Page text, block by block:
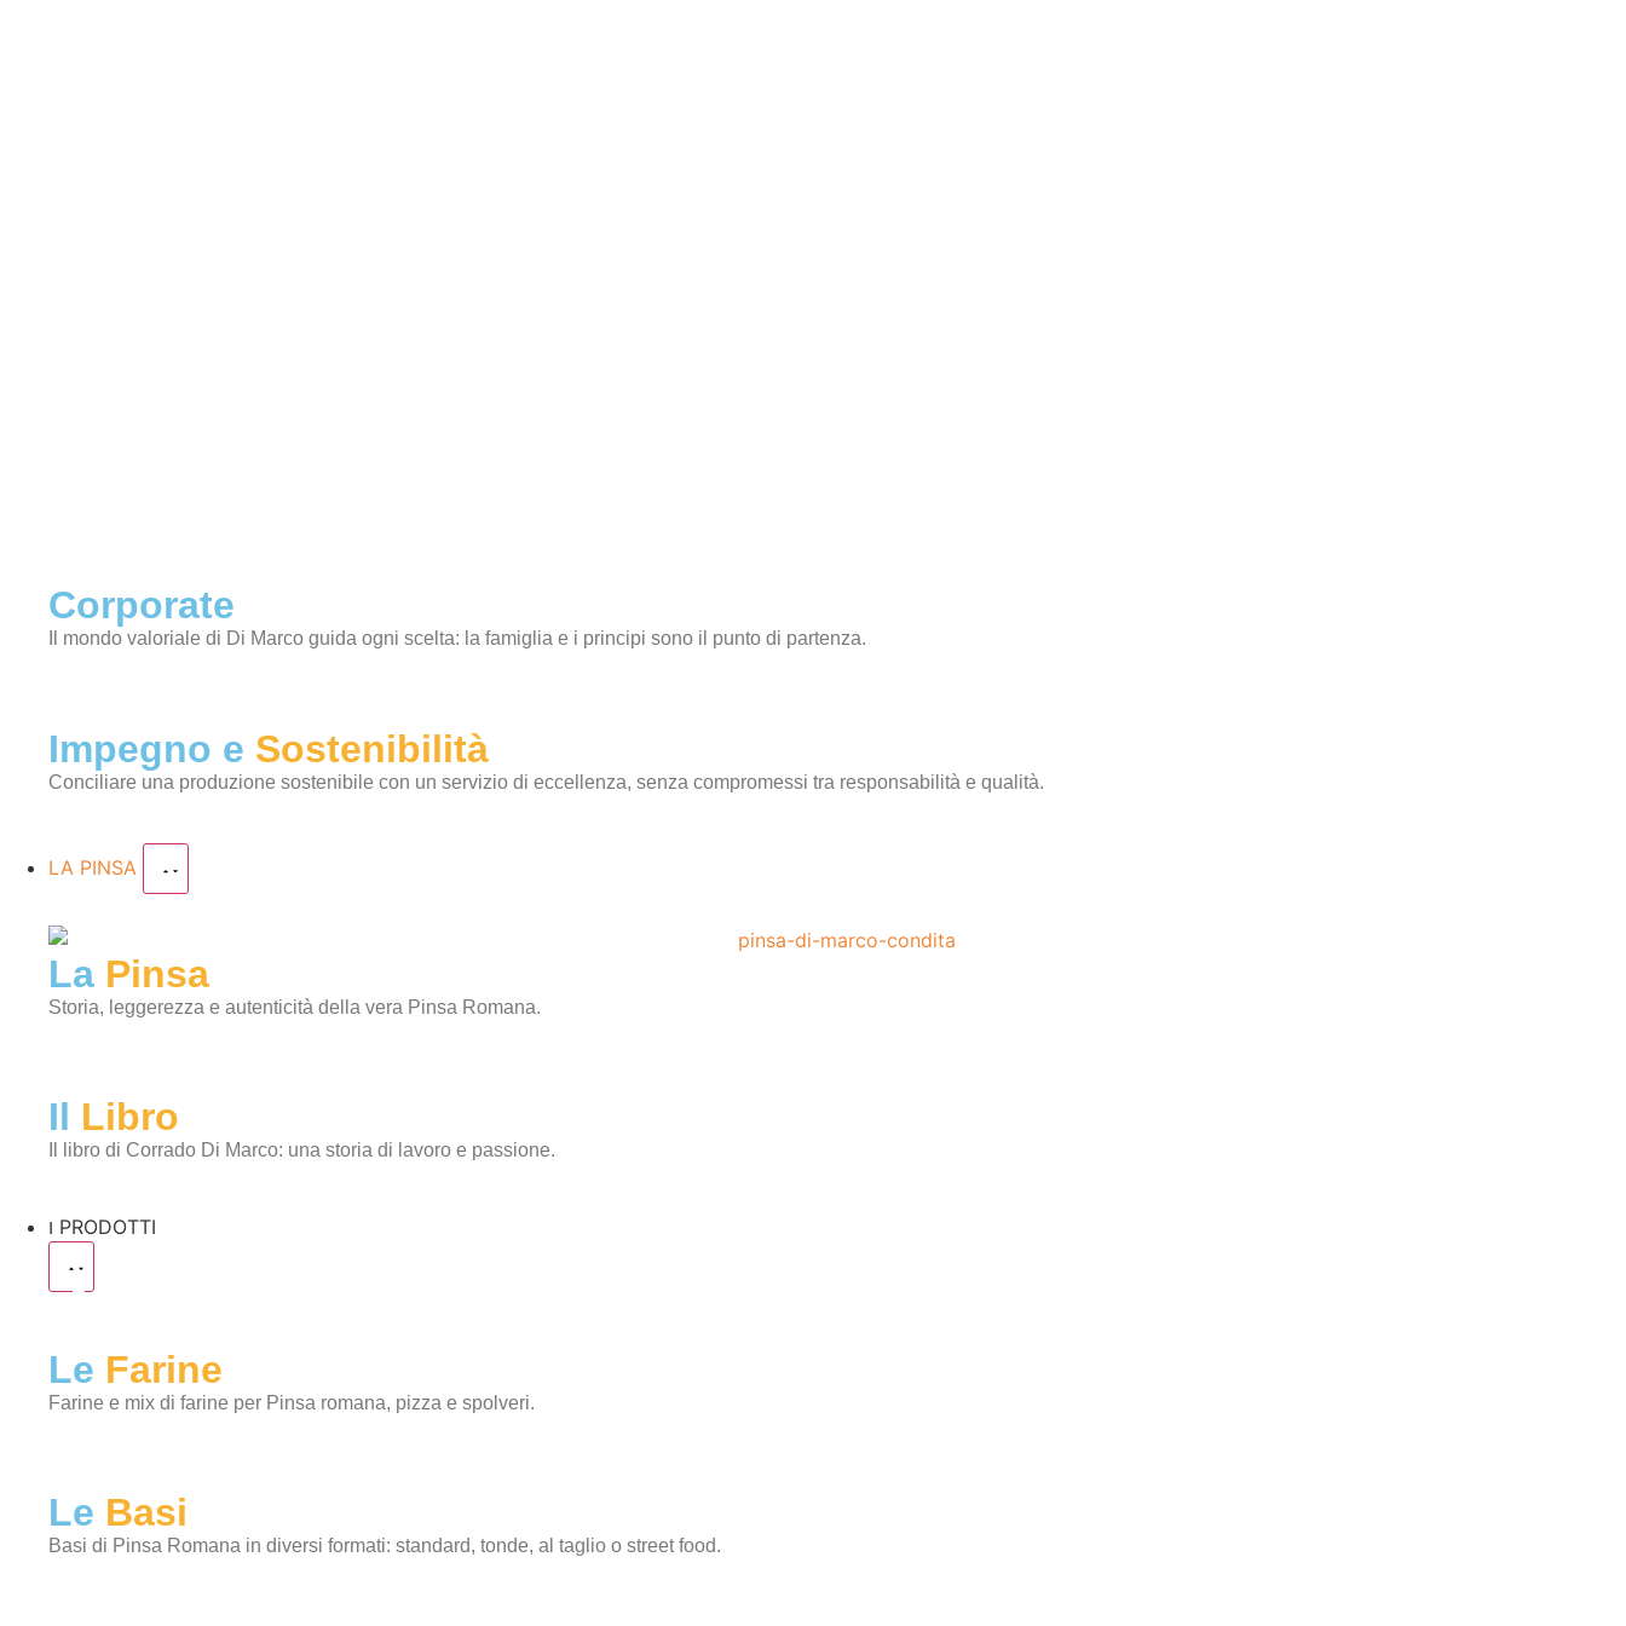
Corporate
Il mondo valoriale di Di Marco guida ogni scelta: la famiglia e i principi sono il punto di partenza.
Impegno e Sostenibilità
Conciliare una produzione sostenibile con un servizio di eccellenza, senza compromessi tra responsabilità e qualità.
LA PINSA
La Pinsa
Storia, leggerezza e autenticità della vera Pinsa Romana.
Il Libro
Il libro di Corrado Di Marco: una storia di lavoro e passione.
I PRODOTTI
Le Farine
Farine e mix di farine per Pinsa romana, pizza e spolveri.
Le Basi
Basi di Pinsa Romana in diversi formati: standard, tonde, al taglio o street food.